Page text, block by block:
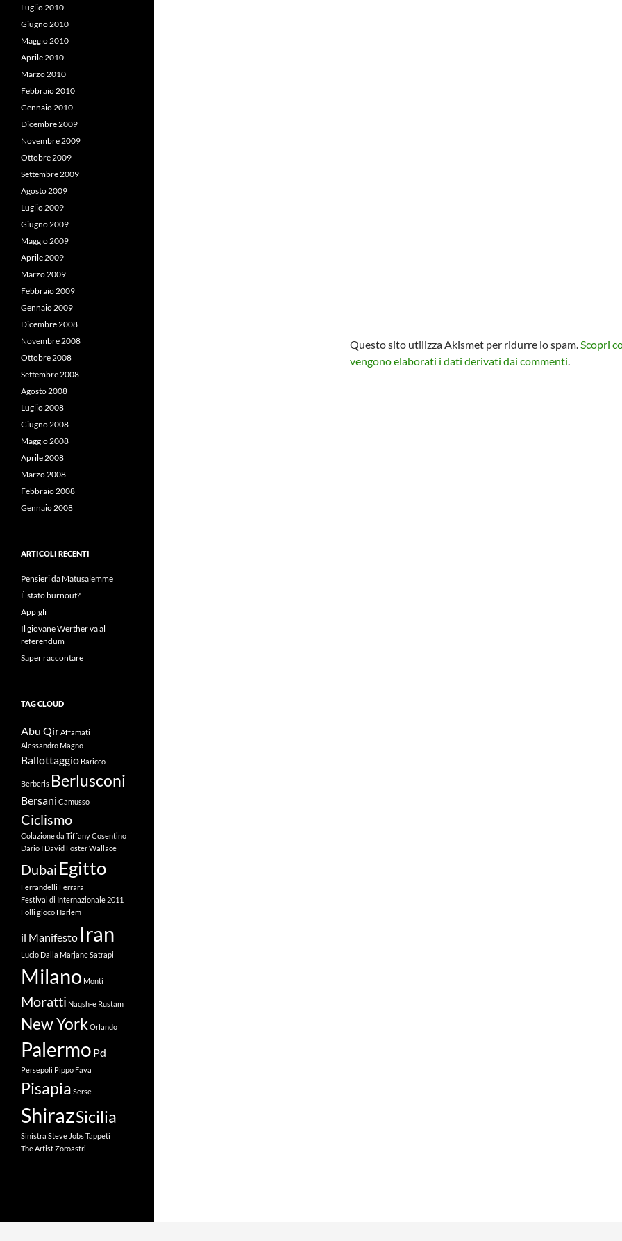
Questo sito utilizza Akismet per ridurre lo spam.Scopri
vengono elaborati i dati derivati dai commenti.
Luglio 2010
Giugno 2010
Maggio 2010
Aprile 2010
Marzo 2010
Febbraio 2010
Gennaio 2010
Dicembre 2009
Novembre 2009
Ottobre 2009
Settembre 2009
Agosto 2009
Luglio 2009
Giugno 2009
Maggio 2009
Aprile 2009
Marzo 2009
Febbraio 2009
Gennaio 2009
Dicembre 2008
Novembre 2008
Ottobre 2008
Settembre 2008
Agosto 2008
Luglio 2008
Giugno 2008
Maggio 2008
Aprile 2008
Marzo 2008
Febbraio 2008
Gennaio 2008
ARTICOLI RECENTI
Pensieri da Matusalemme
É stato burnout?
Appigli
Il giovane Werther va al
referendum
Saper raccontare
TAG CLOUD
Abu QirAffamati
Alessandro Magno
Ballottaggio Baricco
Berberis Berlusconi
Bersani Camusso
Ciclismo
Colazione da TiffanyCosentino
Dario I David Foster Wallace
Dubai Egitto
Ferrandelli Ferrara
Festival di Internazionale 2011
Folli gioco Harlem
il Manifesto Iran
Lucio Dalla Marjane Satrapi
Milano Monti
Moratti Naqsh-e Rustam
New York Orlando
Palermo Pd
Persepoli Pippo Fava
Pisapia Serse
ShirazSicilia
Sinistra Steve JobsTappeti
The ArtistZoroastri